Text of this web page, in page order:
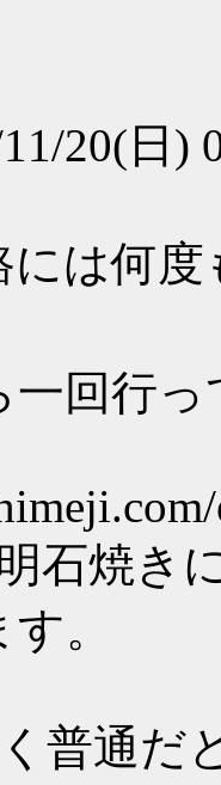
20(日)
には何
一回行
石焼き
。
普通だ